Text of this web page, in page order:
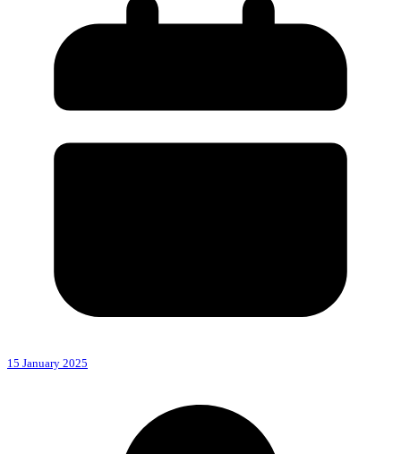
15 January 2025